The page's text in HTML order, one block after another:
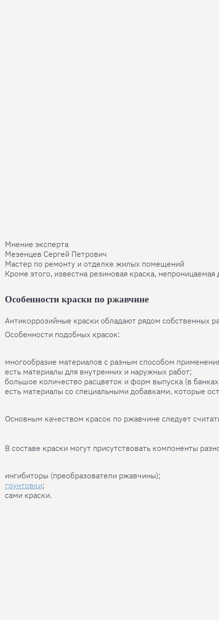
Мнение эксперта
Мезенцев Сергей Петрович
Мастер по ремонту и отделке жилых помещений
Кроме этого, известна резиновая краска,
Особенности краски по ржавчине
Антикоррозийные краски обладают рядом собственных
Особенности подобных красок:
многообразие материалов с разным способом
есть материалы для внутренних и наружных работ;
большое количество расцветок и форм выпуска (в
есть материалы со специальными добавками, которые
Основным качеством красок по ржавчине следует
В составе краски могут присутствовать компоненты
ингибиторы (преобразователи ржавчины);
грунтовки;
сами краски.